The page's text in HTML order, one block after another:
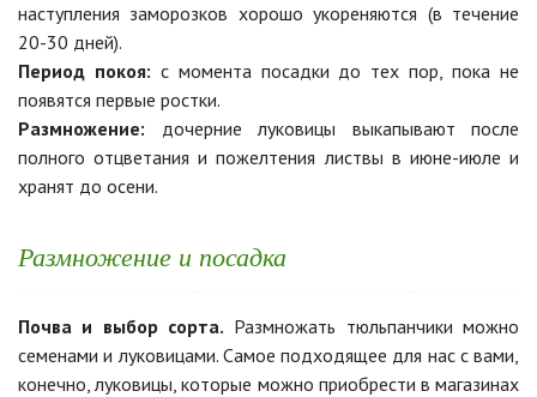
наступления заморозков хорошо укореняются (в течение
20-30 дней).
Период покоя: с момента посадки до тех пор, пока не
появятся первые ростки.
Размножение: дочерние луковицы выкапывают после
полного отцветания и пожелтения листвы в июне-июле и
хранят до осени.
Размножение и посадка
Почва и выбор сорта. Размножать тюльпанчики можно
семенами и луковицами. Самое подходящее для нас с вами,
конечно, луковицы, которые можно приобрести в магазинах